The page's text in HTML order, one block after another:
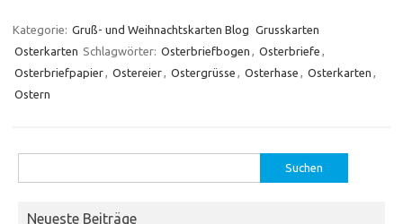
Kategorie: Gruß- und Weihnachtskarten Blog Grusskarten
Osterkarten Schlagwörter: Osterbriefbogen Osterbriefe
Osterbriefpapier
Ostereier Ostergrüsse Osterhase Osterkarten
Ostern
nach:
Neueste Beiträge